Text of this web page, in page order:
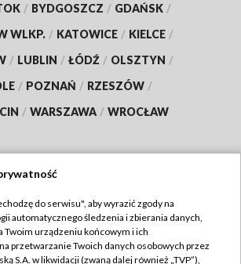
/ BYDGOSZCZ / GDAŃSK /
WLKP. / KATOWICE / KIELCE /
/ LUBLIN / ŁÓDŹ / OLSZTYN /
/ POZNAŃ / RZESZÓW /
/ WARSZAWA / WROCŁAW
TVP
Regulamin TVP
do serwisu", aby wyrazić zgody na
automatycznego śledzenia i zbierania danych,
Twoim urządzeniu końcowym i ich
przetwarzanie Twoich danych osobowych przez
S.A. w likwidacji (zwaną dalej również „TVP”),